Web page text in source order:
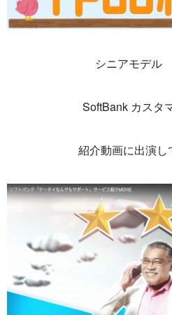
シニアモデル
SoftBank カスタ
紹介動画に出演し